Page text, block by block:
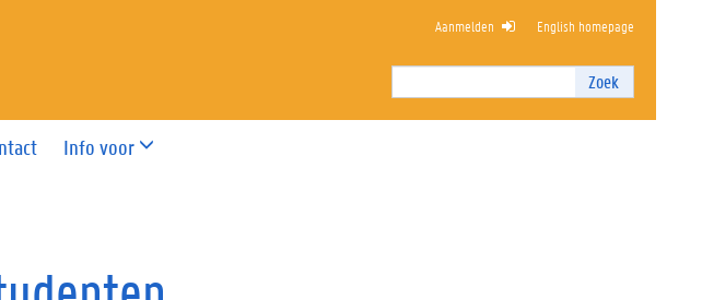
Zoek
Zoek
Aanmelden English homepage
Info voor